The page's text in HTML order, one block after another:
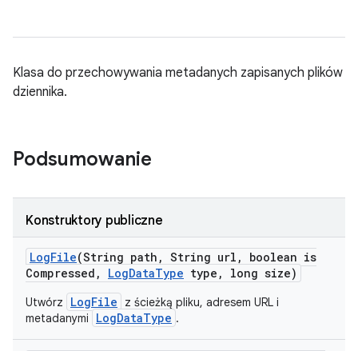
Klasa do przechowywania metadanych zapisanych plików
dziennika.
Podsumowanie
Konstruktory publiczne
LogFile(String path , String url ,
boolean is
Compressed , LogDataType type , long size)
Utwórz LogFile
z ścieżką pliku, adresem URL i
metadanymi
LogDataType .